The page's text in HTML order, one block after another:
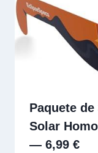
Paquete
Solar
— 6,99 €